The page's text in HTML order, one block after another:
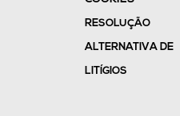
RESOLUÇÃO
ALTERNATIVA DE
LITÍGIOS